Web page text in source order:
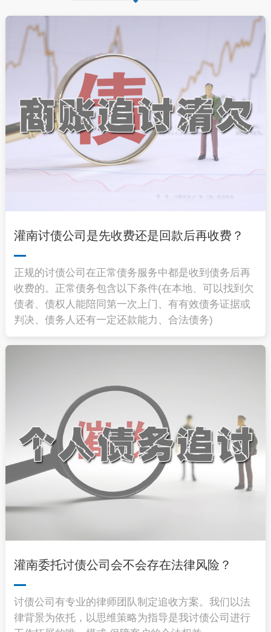
灌南讨债公司是先收费还是回款后再收费？
正规的讨债公司在正常债务服务中都是收到债务后再
收费的。正常债务包含以下条件(在本地、可以找到欠
债者、债权人能陪同第一次上门、有有效债务证据或
判决、债务人还有一定还款能力、合法债务)
灌南委托讨债公司会不会存在法律风险？
讨债公司有专业的律师团队制定追收方案。我们以法
律背景为依托，以思维策略为指导是我讨债公司进行